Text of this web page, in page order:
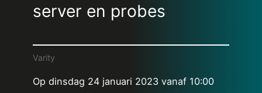
server en probes
Varity
Op dinsdag 24 januari 2023 vanaf 10:00